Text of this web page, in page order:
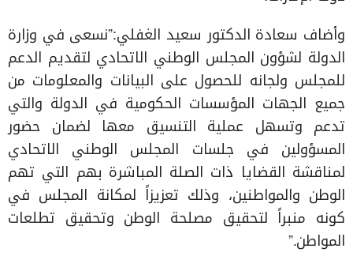
وأضاف سعادة الدكتور سعيد الغفلي:”نسعى في وزارة
الدولة لشؤون المجلس الوطني الاتحادي لتقديم الدعم
للمجلس ولجانه للحصول على البيانات والمعلومات من
جميع الجهات المؤسسات الحكومية في الدولة والتي
تدعم وتسهل عملية التنسيق معها لضمان حضور
المسؤولين في جلسات المجلس الوطني الاتحادي
لمناقشة القضايا ذات الصلة المباشرة بهم التي تهم
الوطن والمواطنين، وذلك تعزيزاً لمكانة المجلس في
كونه منبراً لتحقيق مصلحة الوطن وتحقيق تطلعات
المواطن.”